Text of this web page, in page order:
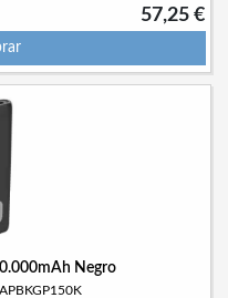
57,25 €
Negro